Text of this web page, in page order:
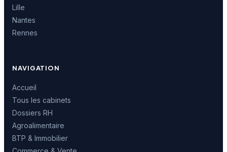
Lille
Nantes
Rennes
NAVIGATION
Accueil
Tous les cabinets
Dossiers RH
Agroalimentaire
BTP & Immobilier